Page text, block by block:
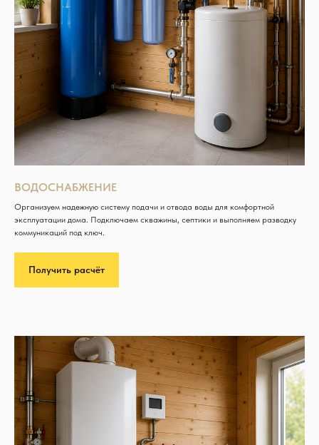
ВОДОСНАБЖЕНИЕ
Организуем надежную систему подачи и отвода воды для комфортной
эксплуатации дома. Подключаем скважины, септики и выполняем разводку
коммуникаций под ключ.
Получить расчёт